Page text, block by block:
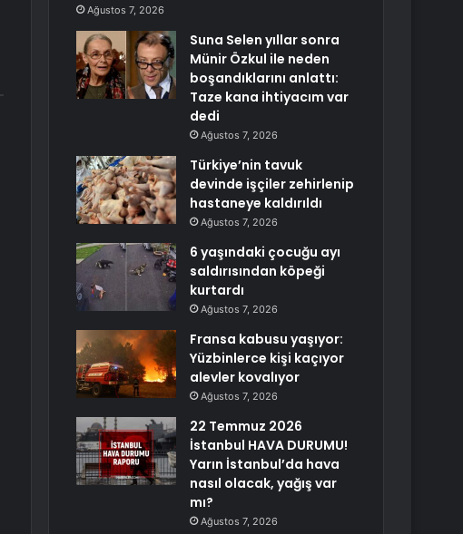
Ağustos 7, 2026
Suna Selen yıllar sonra
Münir Özkul ile neden
boşandıklarını anlattı:
Taze kana ihtiyacım var
dedi
Ağustos 7, 2026
Türkiye’nin tavuk
devinde işçiler zehirlenip
hastaneye kaldırıldı
Ağustos 7, 2026
6 yaşındaki çocuğu ayı
saldırısından köpeği
kurtardı
Ağustos 7, 2026
Fransa kabusu yaşıyor:
Yüzbinlerce kişi kaçıyor
alevler kovalıyor
Ağustos 7, 2026
22 Temmuz 2026
İstanbul HAVA DURUMU!
Yarın İstanbul’da hava
nasıl olacak, yağış var
mı?
Ağustos 7, 2026